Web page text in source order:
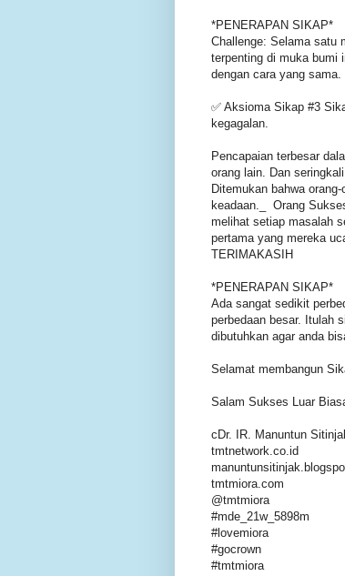
*PENERAPAN SIKAP*
Challenge: Selama satu
terpenting di muka bumi
dengan cara yang sama.
✅ Aksioma Sikap #3
kegagalan.
Pencapaian terbesar
orang lain. Dan
Ditemukan bahwa
keadaan._ Orang
melihat setiap masalah
pertama yang mereka
TERIMAKASIH
*PENERAPAN SIKAP*
Ada sangat sedikit
perbedaan besar. Itulah
dibutuhkan agar anda
Selamat membangun
Salam Sukses Luar
cDr. IR. Manuntun
tmtnetwork.co.id
tmtmiora.com
@tmtmiora
#mde_21w_5898m
#lovemiora
#gocrown
#tmtmiora